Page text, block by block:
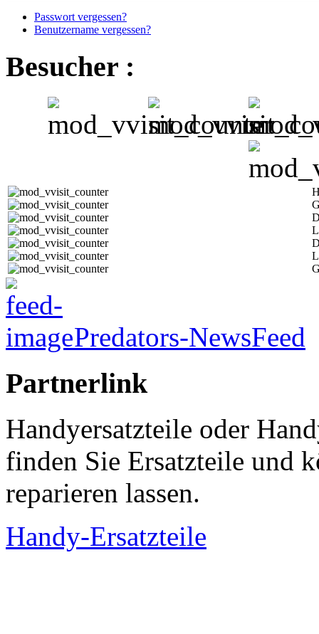
Passwort vergessen?
Benutzername vergessen?
Besucher :
Predators-NewsFeed
Partnerlink
Handyersatzteile oder
finden Sie Ersatzteile und
reparieren lassen.
Handy-Ersatzteile